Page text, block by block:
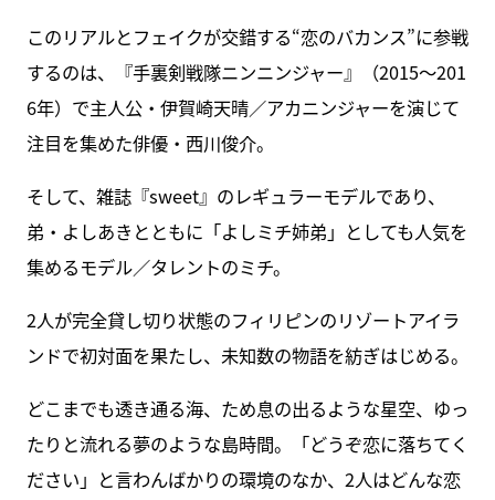
このリアルとフェイクが交錯する“恋のバカンス”に参戦
するのは、『手裏剣戦隊ニンニンジャー』（2015～201
6年）で主人公・伊賀崎天晴／アカニンジャーを演じて
注目を集めた俳優・西川俊介。
そして、雑誌『sweet』のレギュラーモデルであり、
弟・よしあきとともに「よしミチ姉弟」としても人気を
集めるモデル／タレントのミチ。
2人が完全貸し切り状態のフィリピンのリゾートアイラ
ンドで初対面を果たし、未知数の物語を紡ぎはじめる。
どこまでも透き通る海、ため息の出るような星空、ゆっ
たりと流れる夢のような島時間。「どうぞ恋に落ちてく
ださい」と言わんばかりの環境のなか、2人はどんな恋